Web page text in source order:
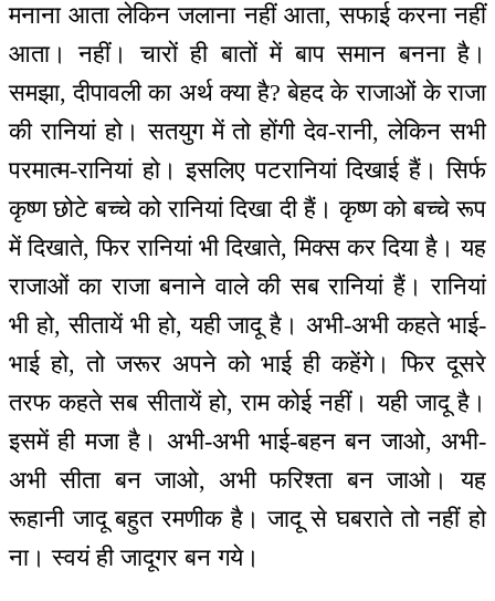
मनाना आता लेकिन जलाना नहीं आता, सफाई करना नहीं
आता। नहीं। चारों ही बातों में बाप समान बनना है।
समझा, दीपावली का अर्थ क्या है? बेहद के राजाओं के राजा
की रानियां हो। सतयुग में तो होंगी देव-रानी, लेकिन सभी
परमात्म-रानियां हो। इसलिए पटरानियां दिखाई हैं। सिर्फ
कृष्ण छोटे बच्चे को रानियां दिखा दी हैं। कृष्ण को बच्चे रूप
में दिखाते, फिर रानियां भी दिखाते, मिक्स कर दिया है। यह
राजाओं का राजा बनाने वाले की सब रानियां हैं। रानियां
भी हो, सीतायें भी हो, यही जादू है। अभी-अभी कहते भाई-
भाई हो, तो जरूर अपने को भाई ही कहेंगे। फिर दूसरे
तरफ कहते सब सीतायें हो, राम कोई नहीं। यही जादू है।
इसमें ही मजा है। अभी-अभी भाई-बहन बन जाओ, अभी-
अभी सीता बन जाओ, अभी फरिश्ता बन जाओ। यह
रूहानी जादू बहुत रमणीक है। जादू से घबराते तो नहीं हो
ना। स्वयं ही जादूगर बन गये।